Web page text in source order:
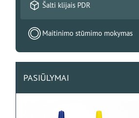
Šalti klijais PDR
Maitinimo stūmimo mokymas
PASIŪLYMAI